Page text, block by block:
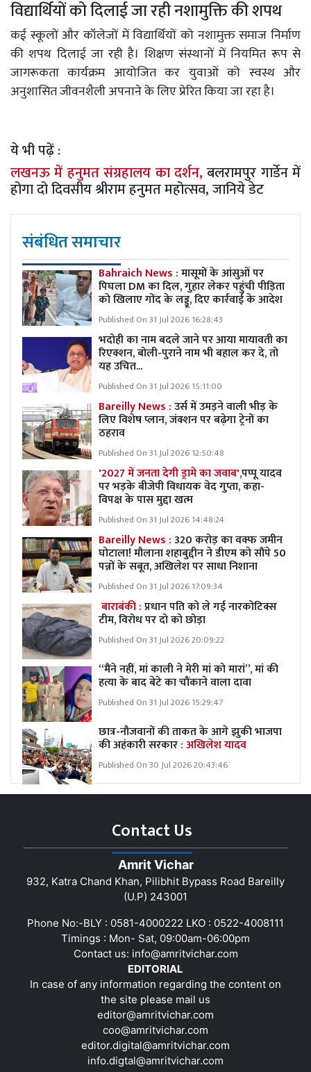
विद्यार्थियों को दिलाई जा रही नशामुक्ति की शपथ
कई स्कूलों और कॉलेजों में विद्यार्थियों को नशामुक्त समाज निर्माण
की शपथ दिलाई जा रही है। शिक्षण संस्थानों में नियमित रूप से
जागरूकता कार्यक्रम आयोजित कर युवाओं को स्वस्थ और
अनुशासित जीवनशैली अपनाने के लिए प्रेरित किया जा रहा है।
ये भी पढ़ें :
लखनऊ में हनुमत संग्रहालय का दर्शन,बलरामपुर गार्डेन में
होगा दो दिवसीय श्रीराम हनुमत महोत्सव, जानिये डेट
संबंधित समाचार
Bahraich News :मासूमों के आंसुओं पर
पिघला DM का दिल, गुहार लेकर पहुंची पीड़िता
को खिलाए गोंद के लड्डू, दिए कार्रवाई के आदेश
Published On 31 Jul 2026 16:28:43
भदोही का नाम बदले जाने पर आया मायावती का
रिएक्शन, बोली-पुराने नाम भी बहाल कर दे, तो
यह उचित...
Published On 31 Jul 2026 15:11:00
Bareilly News :उर्स में उमड़ने वाली भीड़ के
लिए विशेष प्लान, जंक्शन पर बढ़ेगा ट्रेनों का
ठहराव
Published On 31 Jul 2026 12:50:48
'2027 में जनता देगी ड्रामे का जवाब',पप्पू यादव
पर भड़के बीजेपी विधायक वेद गुप्ता, कहा-
विपक्ष के पास मुद्दा खत्म
Published On 31 Jul 2026 14:48:24
Bareilly News :320 करोड़ का वक्फ जमीन
घोटाला! मौलाना शहाबुद्दीन ने डीएम को सौंपे 50
पन्नों के सबूत, अखिलेश पर साधा निशाना
Published On 31 Jul 2026 17:09:34
बाराबंकी :प्रधान पति को ले गई नारकोटिक्स
टीम, विरोध पर दो को छोड़ा
Published On 31 Jul 2026 20:09:22
“मैंने नहीं, मां काली ने मेरी मां को मारां”, मां की
हत्या के बाद बेटे का चौंकाने वाला दावा
Published On 31 Jul 2026 15:29:47
छात्र-नौजवानों की ताकत के आगे झुकी भाजपा
की अहंकारी सरकार: अखिलेश यादव
Published On 30 Jul 2026 20:43:46
Contact Us
Amrit Vichar
932, Katra Chand Khan, Pilibhit Bypass Road Bareilly
(U.P) 243001
Phone No:-BLY : 0581-4000222 LKO : 0522-4008111
Timings : Mon- Sat, 09:00am-06:00pm
Contact us: info@amritvichar.com
EDITORIAL
In case of any information regarding the content on
the site please mail us
editor@amritvichar.com
coo@amritvichar.com
editor.digital@amritvichar.com
info.digtal@amritvichar.com